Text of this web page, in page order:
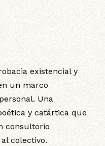
existencial y
un marco
Una
y catártica que
consultorio
colectivo.